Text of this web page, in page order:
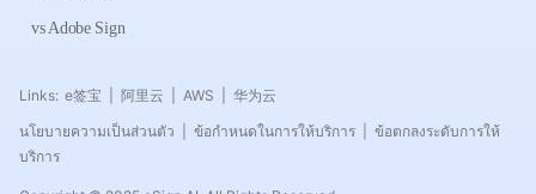
vs Adobe Sign
Links: e签宝 阿里云 AWS
华为云
นโยบายความเป็นส่วนตัว
ข้อกำหนดในการให้บริการ
ข้อตกลงระดับการให้
บริการ